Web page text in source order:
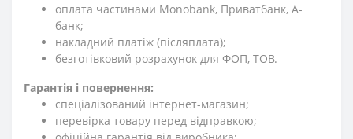
оплата частинами Monobank, Приватбанк, А-
банк;
накладний платіж (післяплата);
безготівковий розрахунок для ФОП, ТОВ.
Гарантія і повернення:
спеціалізований інтернет-магазин;
перевірка товару перед відправкою;